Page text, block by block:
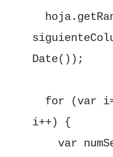
Date());
i++) {